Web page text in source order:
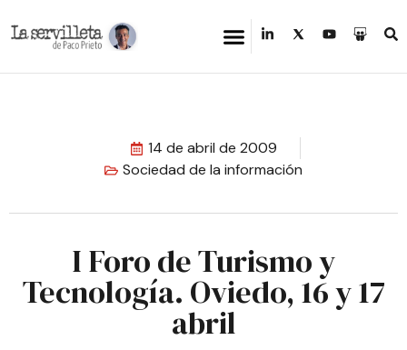
14 de abril de 2009
Sociedad de la información
I Foro de Turismo y
Tecnología. Oviedo, 16 y 17
abril